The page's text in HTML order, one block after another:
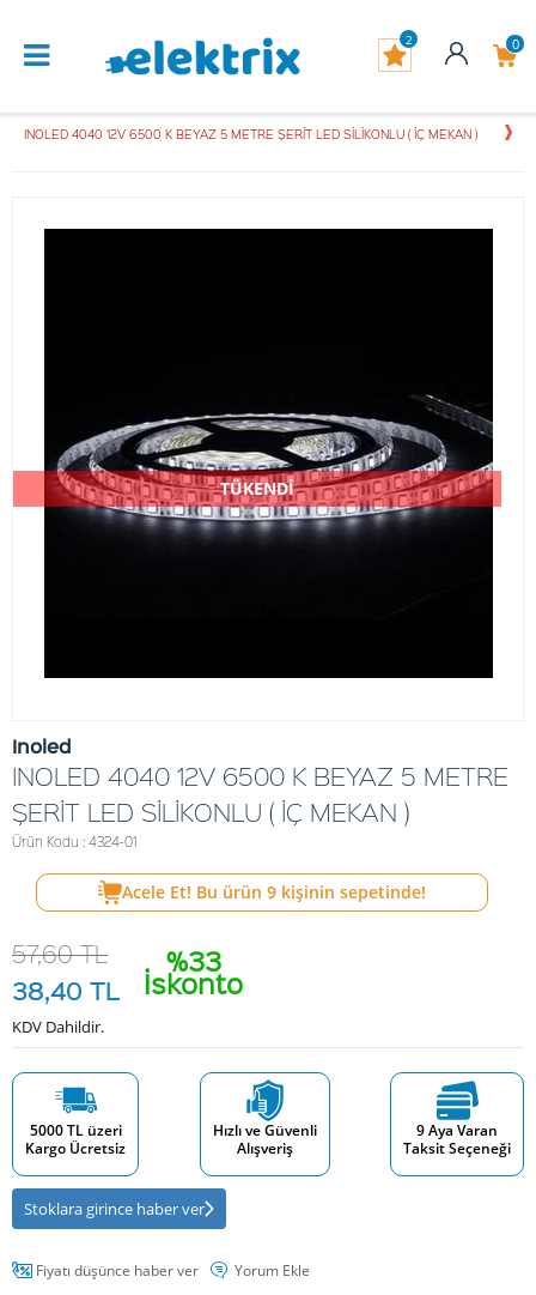
0
2
INOLED 4040 12V 6500 K BEYAZ 5 METRE ŞERİT LED SİLİKONLU ( İÇ MEKAN )
TÜKENDİ
Inoled
INOLED 4040 12V 6500 K BEYAZ 5 METRE
ŞERİT LED SİLİKONLU ( İÇ MEKAN )
Ürün Kodu : 4324-01
Acele Et! Bu ürün 9 kişinin sepetinde!
%33
İskonto
57,60TL
38,40 TL
KDV Dahildir.
5000 TL üzeri
Kargo Ücretsiz
Hızlı ve Güvenli
Alışveriş
9 Aya Varan
Taksit Seçeneği
Stoklara girince haber ver
Fiyatı düşünce haber ver Yorum Ekle